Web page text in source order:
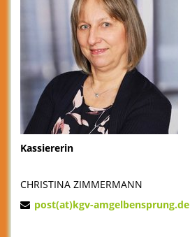
Kassiererin
CHRISTINA ZIMMERMANN
post(at)kgv-amgelbensprung.de